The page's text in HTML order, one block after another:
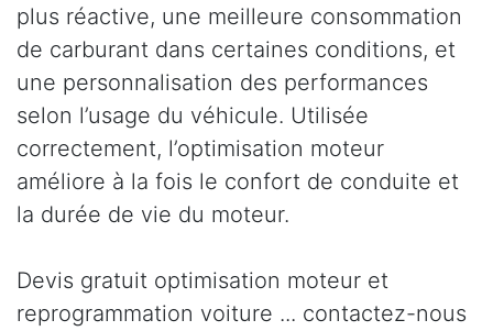
plus réactive, une meilleure consommation
de carburant dans certaines conditions, et
une personnalisation des performances
selon l’usage du véhicule. Utilisée
correctement, l’optimisation moteur
améliore à la fois le confort de conduite et
la durée de vie du moteur.
Devis gratuit optimisation moteur et
reprogrammation voiture ... contactez-nous